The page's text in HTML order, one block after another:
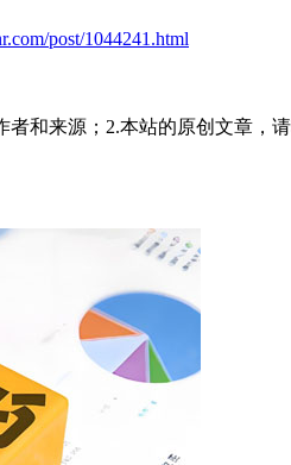
post/1044241.html
和来源；2.本站的原创文章